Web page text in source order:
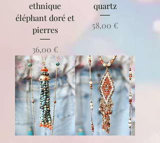
ethnique
éléphant doré et
pierres
Prix
36,00 €
quartz
Prix
58,00 €